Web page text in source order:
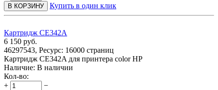
В КОРЗИНУ Купить в один клик
Картридж CE342A
6 150 руб.
46297543, Ресурс: 16000 страниц
Картридж CE342A для принтера color HP
Наличие: В наличии
Кол-во:
+
−